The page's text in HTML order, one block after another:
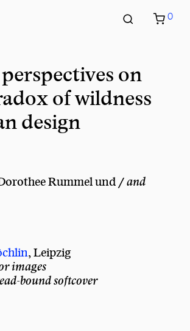
0
on
of wildness
design
Rummel und /and
, Leipzig
images
bound softcover